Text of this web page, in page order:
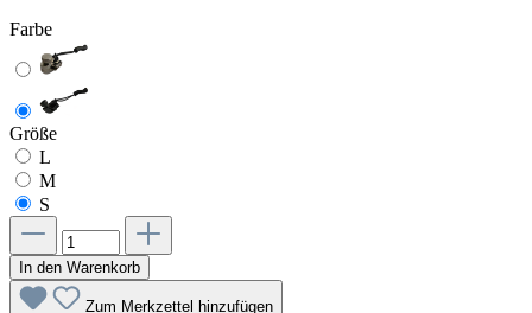
Farbe
Größe
L
M
S
In den Warenkorb
Zum Merkzettel hinzufügen